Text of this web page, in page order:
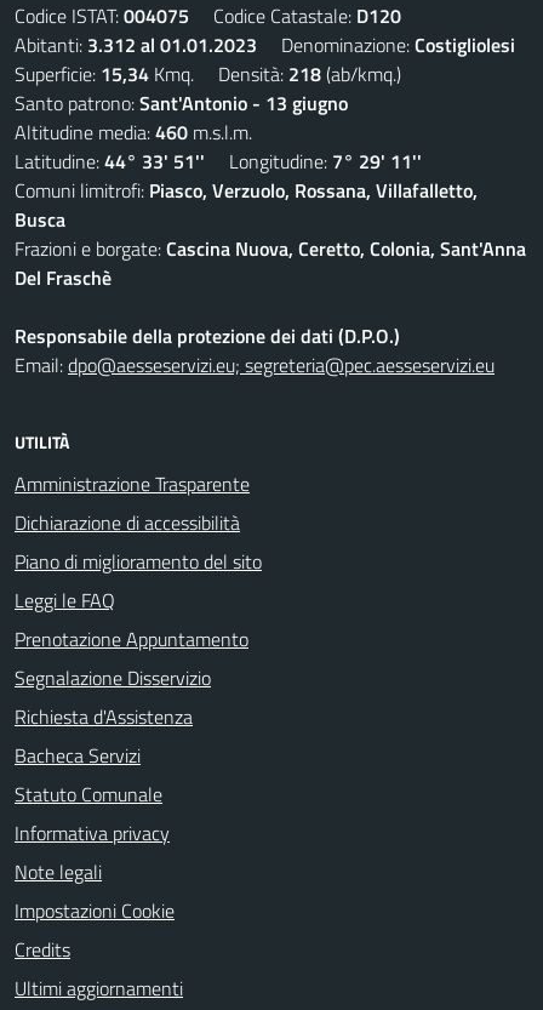
Codice ISTAT:004075 Codice Catastale: D120
Abitanti: 3.312 al 01.01.2023 Denominazione:Costigliolesi
Superficie: 15,34 Kmq. Densità: 218(ab/kmq.)
Santo patrono:Sant'Antonio - 13 giugno
Altitudine media:460 m.s.l.m.
Latitudine:44° 33' 51'' Longitudine: 7° 29' 11''
Comuni limitrofi: Piasco, Verzuolo, Rossana, Villafalletto,
Busca
Frazioni e borgate:Cascina Nuova, Ceretto, Colonia, Sant'Anna
Del Fraschè
Responsabile della protezione dei dati (D.P.O.)
Email:dpo@aesseservizi.eu; segreteria@pec.aesseservizi.eu
UTILITÀ
Amministrazione Trasparente
Dichiarazione di accessibilità
Piano di miglioramento del sito
Leggi le FAQ
Prenotazione Appuntamento
Segnalazione Disservizio
Richiesta d'Assistenza
Bacheca Servizi
Statuto Comunale
Informativa privacy
Note legali
Impostazioni Cookie
Credits
Ultimi aggiornamenti